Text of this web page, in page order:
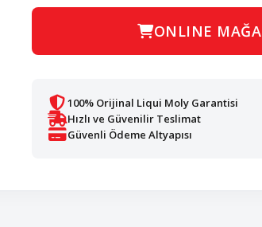
ONLINE
100% Orijinal Liqui Moly Garantisi
Hızlı ve Güvenilir Teslimat
Güvenli Ödeme Altyapısı